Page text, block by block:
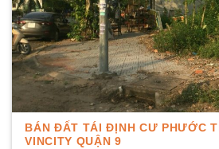
BÁN ĐẤT TÁI ĐỊNH CƯ PHƯỚC
VINCITY QUẬN 9